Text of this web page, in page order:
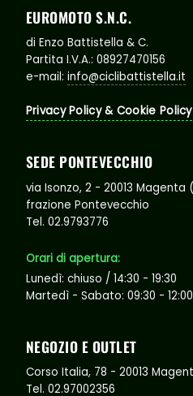
EUROMOTO S.N.C.
di Enzo Battistella & C.
Partita I.V.A.: 08927470156
e-mail: info@ciclibattistella.it
Privacy Policy & Cookie Policy
SEDE PONTEVECCHIO
via Isonzo, 2 - 20013 Magenta
frazione Pontevecchio
Tel. 02.9793776
Orari di apertura:
Lunedì: chiuso / 14:30 - 19:30
Martedì - Sabato: 09:30 - 12:00
NEGOZIO E OUTLET
Corso Italia, 78 - 20013
Tel. 02.97002356